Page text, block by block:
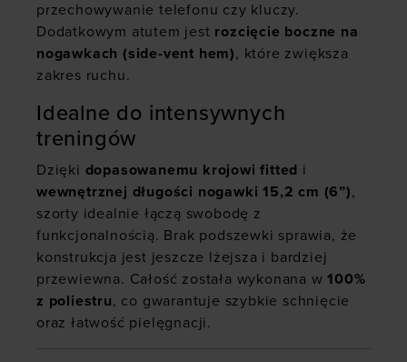
przechowywanie telefonu czy kluczy.
Dodatkowym atutem jest rozcięcie boczne na
nogawkach (side-vent hem), które zwiększa
zakres ruchu.
Idealne do intensywnych
treningów
Dzięki dopasowanemu krojowi fitted i
wewnętrznej długości nogawki 15,2 cm (6”),
szorty idealnie łączą swobodę z
funkcjonalnością. Brak podszewki sprawia, że
konstrukcja jest jeszcze lżejsza i bardziej
przewiewna. Całość została wykonana w100%
z poliestru, co gwarantuje szybkie schnięcie
oraz łatwość pielęgnacji.